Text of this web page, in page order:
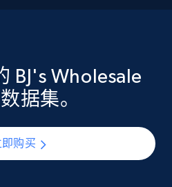
BJ's Wholesale
据集。
即购买